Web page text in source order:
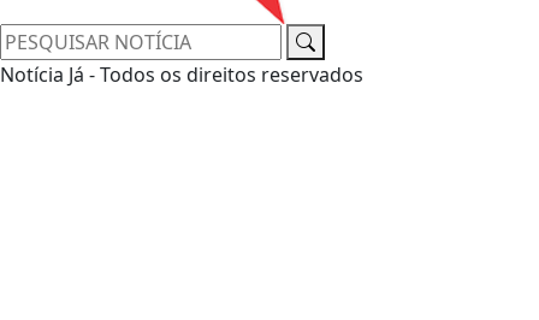
Notícia Já - Todos os direitos reservados